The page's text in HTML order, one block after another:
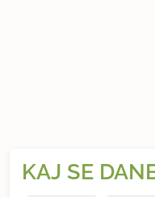
KAJ SE